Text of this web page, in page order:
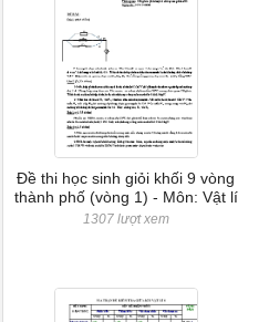
Đề thi học sinh giỏi khối 9 vòng
thành phố (vòng 1) - Môn: Vật lí
1307 lượt xem